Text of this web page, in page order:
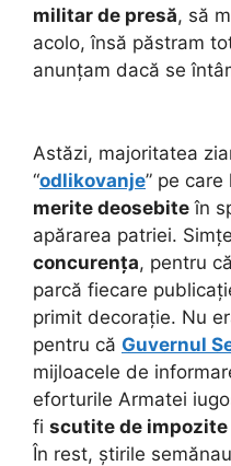
militar de presă, să
acolo, însă păstram
anunțam dacă se
Astăzi, majoritatea
“odlikovanje” pe
merite deosebite în
apărarea patriei.
concurența, pentru
parcă fiecare
primit decorație. Nu
pentru că Guvernul
mijloacele de
eforturile Armatei
fi scutite de impozite
În rest, știrile